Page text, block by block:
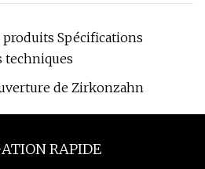
Spécifications
techniques
de Zirkonzahn
RAPIDE